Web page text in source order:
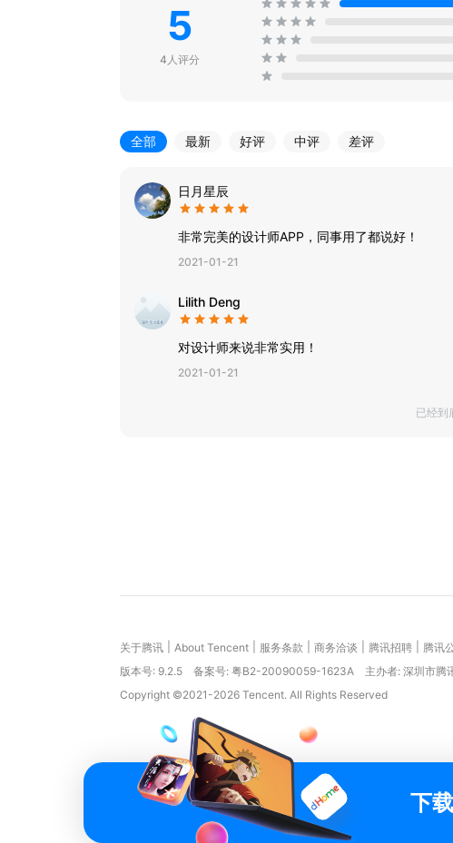
5
4人评分
全部 最新 好评 中评 差评
日月星辰
非常完美的设计师APP，同事用了都说好！
2021-01-21
Lilith Deng
对设计师来说非常实用！
2021-01-21
已经到
关于腾讯 About Tencent 服务条款 商务洽谈 腾讯招聘 腾讯
版本号: 9.2.5 备案号: 粤B2-20090059-1623A
主办者: 深圳市腾
Copyright ©2021-2026 Tencent. All Rights Reserved
下